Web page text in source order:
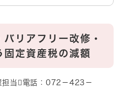
リアフリー改修・
固定資産税の減額
当電話：072－423－